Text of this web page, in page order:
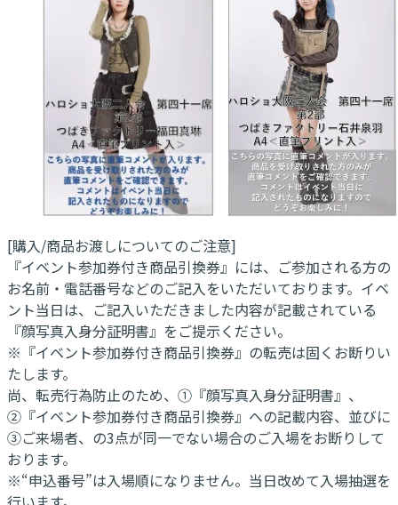
[購入/商品お渡しについてのご注意]
『イベント参加券付き商品引換券』には、ご参加される方の
お名前・電話番号などのご記入をいただいております。イベ
ント当日は、ご記入いただきました内容が記載されている
『顔写真入身分証明書』をご提示ください。
※『イベント参加券付き商品引換券』の転売は固くお断りい
たします。
尚、転売行為防止のため、①『顔写真入身分証明書』、
②『イベント参加券付き商品引換券』への記載内容、並びに
③ご来場者、の3点が同一でない場合のご入場をお断りして
おります。
※“申込番号”は入場順になりません。当日改めて入場抽選を